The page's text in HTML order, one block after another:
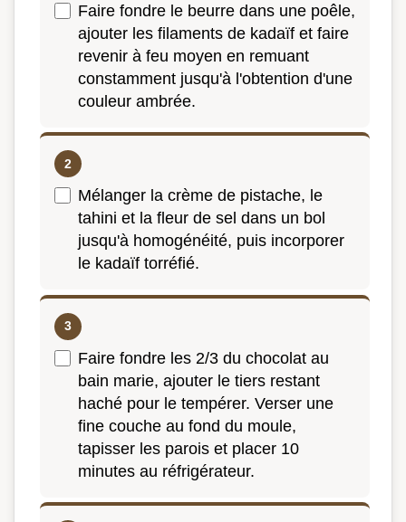
Faire fondre le beurre dans une poêle,
ajouter les filaments de kadaïf et faire
revenir à feu moyen en remuant
constamment jusqu'à l'obtention d'une
couleur ambrée.
Mélanger la crème de pistache, le
tahini et la fleur de sel dans un bol
jusqu'à homogénéité, puis incorporer
le kadaïf torréfié.
Faire fondre les 2/3 du chocolat au
bain marie, ajouter le tiers restant
haché pour le tempérer. Verser une
fine couche au fond du moule,
tapisser les parois et placer 10
minutes au réfrigérateur.